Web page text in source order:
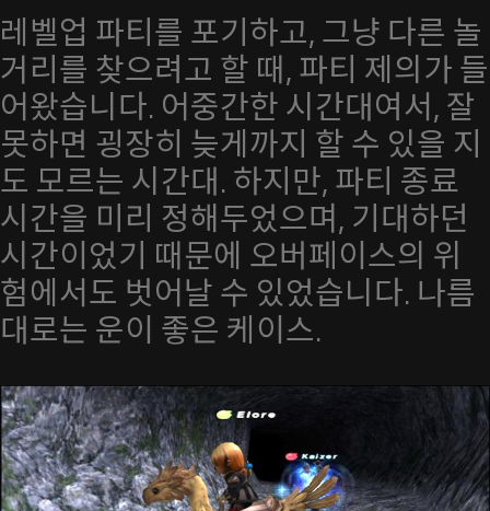
레벨업 파티를 포기하고, 그냥 다른 놀
거리를 찾으려고 할 때, 파티 제의가 들
어왔습니다. 어중간한 시간대여서, 잘
못하면 굉장히 늦게까지 할 수 있을 지
도 모르는 시간대. 하지만, 파티 종료
시간을 미리 정해두었으며, 기대하던
시간이었기 때문에 오버페이스의 위
험에서도 벗어날 수 있었습니다. 나름
대로는 운이 좋은 케이스.